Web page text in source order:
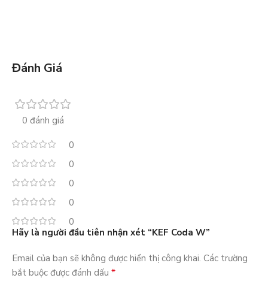
Đánh Giá
0 đánh giá
0
0
0
0
0
Hãy là người đầu tiên nhận xét “KEF Coda W”
Email của bạn sẽ không được hiển thị công khai. Các trường
bắt buộc được đánh dấu *